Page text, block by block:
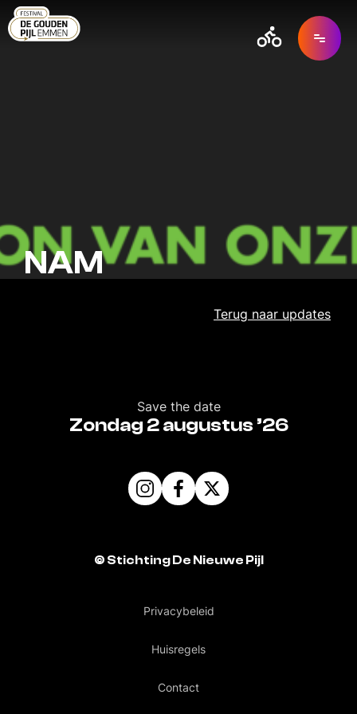
NAM
Terug naar updates
Save the date
Zondag 2 augustus ’26
© Stichting De Nieuwe Pijl
Privacybeleid
Huisregels
Contact